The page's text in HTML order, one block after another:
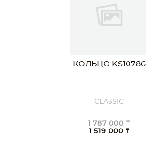
КОЛЬЦО KS10786
CLASSIC
1 787 000 ₸
1 519 000 ₸